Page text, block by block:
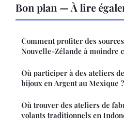
Bon plan — À lire
Comment profiter des
Nouvelle-Zélande à moindre
Où participer à des ateliers
bijoux en Argent au Mexique ?
Où trouver des ateliers de
volants traditionnels en